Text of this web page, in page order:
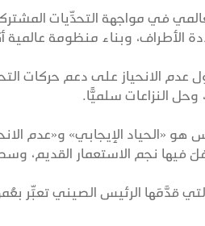
في مواجهة التحدِّيات
الأطراف، وبناء منظومة
عدم الانحياز على دعم حركات
وحل النزاعات سلميًّا.
هو «الحياد الإيجابي» و«عدم
وأفلَ فيها نجم الاستعمار
قدَّمَها الرئيس الصيني تعبِّر